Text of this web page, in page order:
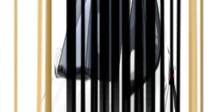
Opel Insignia